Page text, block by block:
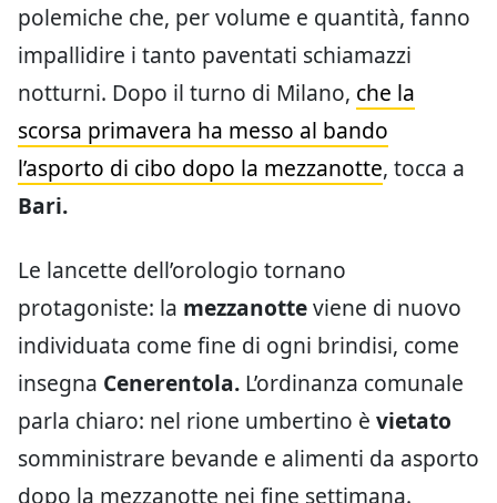
polemiche che, per volume e quantità, fanno
impallidire i tanto paventati schiamazzi
notturni. Dopo il turno di Milano, che la
scorsa primavera ha messo al bando
l’asporto di cibo dopo la mezzanotte, tocca a
Bari.
Le lancette dell’orologio tornano
protagoniste: la mezzanotteviene di nuovo
individuata come fine di ogni brindisi, come
insegna Cenerentola. L’ordinanza comunale
parla chiaro: nel rione umbertino è vietato
somministrare bevande e alimenti da asporto
dopo la mezzanotte nei fine settimana.